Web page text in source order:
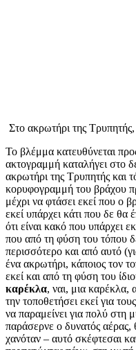
Στο ακρωτήρι της
Το βλέμμα κατευθύνεται
ακτογραμμή καταλήγει στο
ακρωτήρι της Τρυπητής και
κορυφογραμμή του βράχου
μέχρι να φτάσει εκεί που ο
εκεί υπάρχει κάτι που δε θα
ότι είναι κακό που υπάρχει
που από τη φύση του τόπου
περισσότερο και από αυτό
ένα ακρωτήρι, κάποιος τον
εκεί και από τη φύση του
καρέκλα, ναι, μια καρέκλα,
την τοποθετήσει εκεί για
να παραμείνει για πολύ στη
παράσερνε ο δυνατός
χανόταν – αυτό σκέφτεσαι